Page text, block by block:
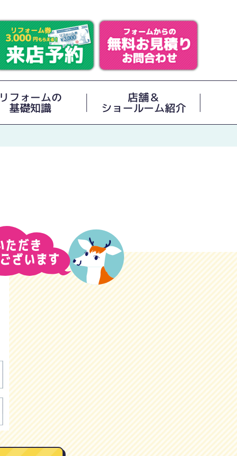
リフォームの
基礎知識
店舗＆
ショールーム紹介